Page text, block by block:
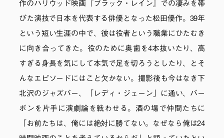
作のハリウッド映画『ブラック・レイン』での凄みを帯
びた演技で日本を代表する俳優となった松田優作。39年
という短い生涯の中で、彼は役者という職業にひたむき
に向き合ってきた。役のために奥歯を4本抜いたり、高
すぎる身長を気にして本気で足を切ろうとしたり、とそ
んなエピソードにはこと欠かない。撮影後も今はなき下
北沢のジャズバー、「レディ・ジェーン」に通い、バー
ボンを片手に演劇論を戦わせる。酒の場で仲間たちに
「お前たちは、俺には絶対に勝てない。なぜなら俺は24